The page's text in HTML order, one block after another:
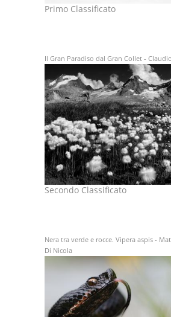
Primo Classificato
Il Gran Paradiso dal Gran Collet -
Secondo Classificato
Nera tra verde e rocce. Vipera aspis -
Di Nicola